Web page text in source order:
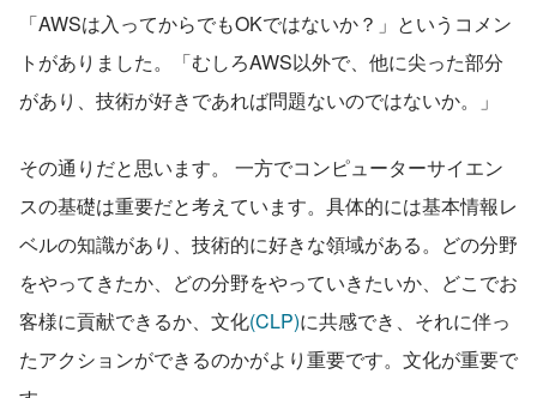
「AWSは入ってからでもOKではないか？」というコメン
トがありました。「むしろAWS以外で、他に尖った部分
があり、技術が好きであれば問題ないのではないか。」
その通りだと思います。 一方でコンピューターサイエン
スの基礎は重要だと考えています。具体的には基本情報レ
ベルの知識があり、技術的に好きな領域がある。どの分野
をやってきたか、どの分野をやっていきたいか、どこでお
客様に貢献できるか、文化(CLP)に共感でき、それに伴っ
たアクションができるのかがより重要です。文化が重要で